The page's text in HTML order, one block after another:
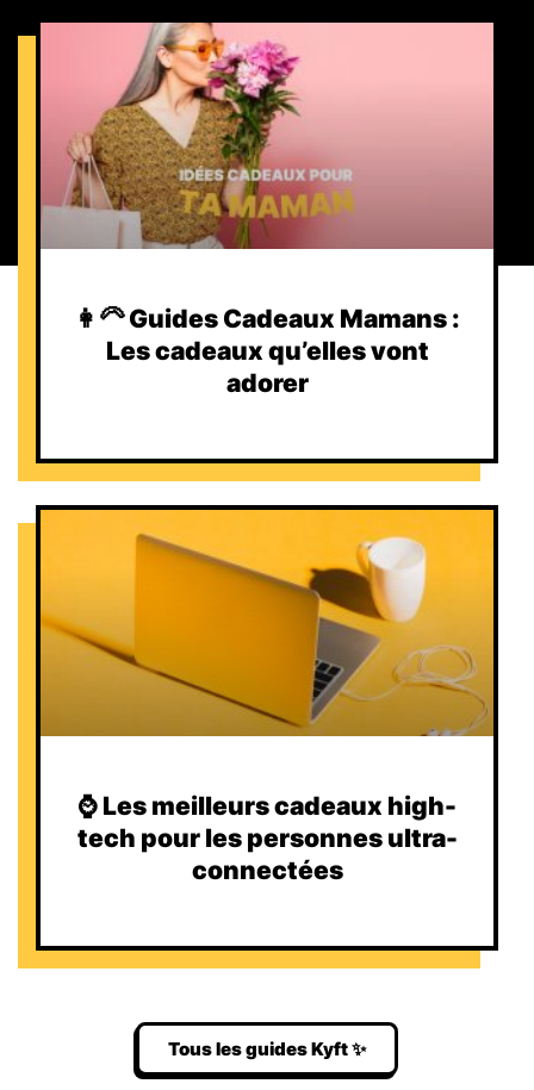
👩‍🦳 Guides Cadeaux Mamans :
Les cadeaux qu’elles vont
adorer
⌚️ Les meilleurs cadeaux high-
tech pour les personnes ultra-
connectées
Tous les guides Kyft ✨